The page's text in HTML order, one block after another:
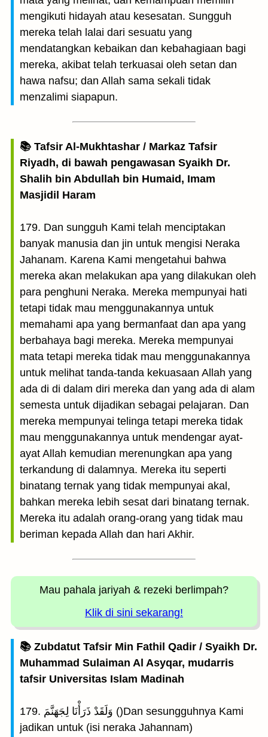
mengikuti hidayah atau kesesatan. Sungguh
mereka telah lalai dari sesuatu yang
mendatangkan kebaikan dan kebahagiaan bagi
mereka, akibat telah terkuasai oleh setan dan
hawa nafsu; dan Allah sama sekali tidak
menzalimi siapapun.
📚 Tafsir Al-Mukhtashar / Markaz Tafsir
Riyadh, di bawah pengawasan Syaikh Dr.
Shalih bin Abdullah bin Humaid, Imam
Masjidil Haram
179. Dan sungguh Kami telah menciptakan
banyak manusia dan jin untuk mengisi Neraka
Jahanam. Karena Kami mengetahui bahwa
mereka akan melakukan apa yang dilakukan oleh
para penghuni Neraka. Mereka mempunyai hati
tetapi tidak mau menggunakannya untuk
memahami apa yang bermanfaat dan apa yang
berbahaya bagi mereka. Mereka mempunyai
mata tetapi mereka tidak mau menggunakannya
untuk melihat tanda-tanda kekuasaan Allah yang
ada di di dalam diri mereka dan yang ada di alam
semesta untuk dijadikan sebagai pelajaran. Dan
mereka mempunyai telinga tetapi mereka tidak
mau menggunakannya untuk mendengar ayat-
ayat Allah kemudian merenungkan apa yang
terkandung di dalamnya. Mereka itu seperti
binatang ternak yang tidak mempunyai akal,
bahkan mereka lebih sesat dari binatang ternak.
Mereka itu adalah orang-orang yang tidak mau
beriman kepada Allah dan hari Akhir.
Mau pahala jariyah & rezeki berlimpah?
Klik di sini sekarang!
📚 Zubdatut Tafsir Min Fathil Qadir / Syaikh Dr.
Muhammad Sulaiman Al Asyqar, mudarris
tafsir Universitas Islam Madinah
179. وَلَقَدْ ذَرَأْنَا لِجَهَنَّمَ ()Dan sesungguhnya Kami
jadikan untuk (isi neraka Jahannam)